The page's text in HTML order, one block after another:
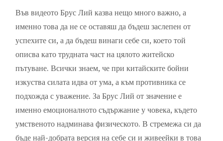
Във видеото Брус Лий казва нещо много важно, а
именно това да не се оставяш да бъдеш заслепен от
успехите си, а да бъдеш винаги себе си, което той
описва като трудната част на цялото житейско
пътуване. Всички знаем, че при китайските бойни
изкуства силата идва от ума, а към противника се
подхожда с уважение. За Брус Лий от значение е
именно емоционалното съдържание у човека, където
умственото надминава физическото. В стремежа си да
бъде най-добрата версия на себе си и живеейки в това